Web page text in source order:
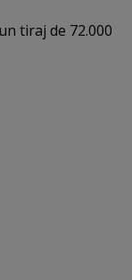
tiraj de 72.000